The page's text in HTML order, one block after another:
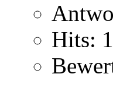
Hits: